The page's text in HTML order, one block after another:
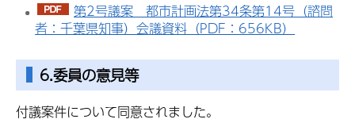
第2号議案 都市計画法第34条第14号（諮問
者：千葉県知事）会議資料（PDF：656KB）
6.委員の意見等
付議案件について同意されました。